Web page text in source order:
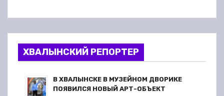
ХВАЛЫНСКИЙ РЕПОРТЕР
В ХВАЛЫНСКЕ В МУЗЕЙНОМ ДВОРИКЕ
ПОЯВИЛСЯ НОВЫЙ АРТ-ОБЪЕКТ